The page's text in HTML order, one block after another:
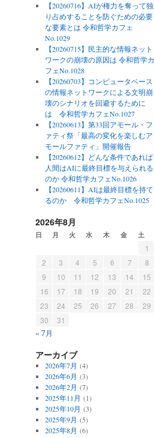
【20260716】AIが権力を奪って独
り占めすることを防ぐための必要
な要素とは 令和哲学カフェ
No.1029
【20260715】民主的な情報ネット
ワークの崩壊の原因は 令和哲学カ
フェNo.1028
【20260703】コンピュータベース
の情報ネットワークによる文明崩
壊のシナリオを回避するために
は 令和哲学カフェNo.1027
【20260613】第33回アモール・フ
ァティ祭「最高の変化を楽しむア
モールファティ」開催報告
【20260612】どんな条件であれば
人間はAIに最終目標を与えられる
のか 令和哲学カフェNo.1026
【20260611】AIは最終目標を持て
るのか 令和哲学カフェNo.1025
2026年8月
日 月 火 水 木 金 土
1
2
3 4 5 6 7
8
9
10 11 12 13 14
15
16
17 18 19 20 21
22
23
24 25 26 27 28
29
30
31
« 7月
アーカイブ
2026年7月 (4)
2026年6月 (3)
2026年2月 (7)
2025年11月 (1)
2025年10月 (3)
2025年9月 (5)
2025年8月 (6)